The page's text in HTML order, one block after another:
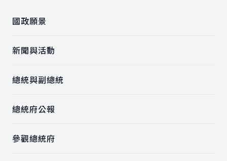
國政願景
新聞與活動
總統與副總統
總統府公報
參觀總統府